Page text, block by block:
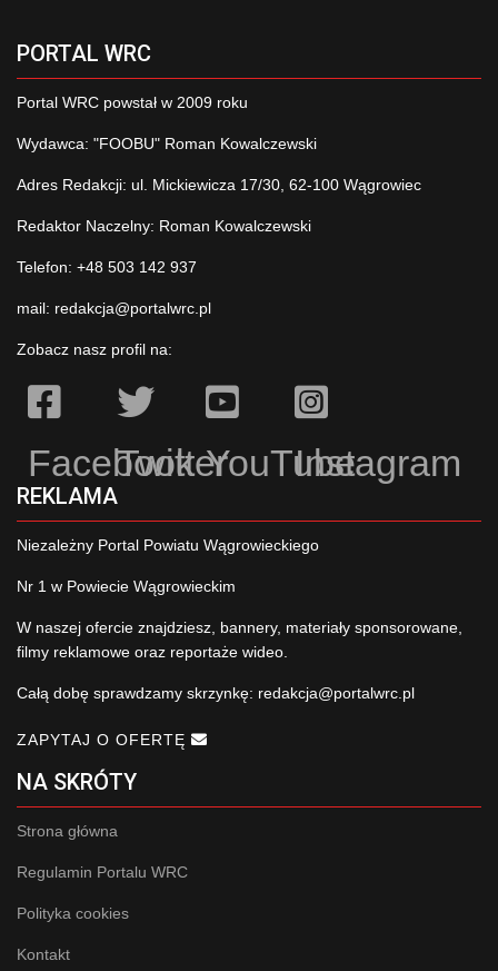
PORTAL WRC
Portal WRC powstał w 2009 roku
Wydawca: "FOOBU" Roman Kowalczewski
Adres Redakcji: ul. Mickiewicza 17/30, 62-100 Wągrowiec
Redaktor Naczelny: Roman Kowalczewski
Telefon: +48 503 142 937
mail: redakcja@portalwrc.pl
Zobacz nasz profil na:
Facebook
TwitterYouTubeInstagram
REKLAMA
Niezależny Portal Powiatu Wągrowieckiego
Nr 1 w Powiecie Wągrowieckim
W naszej ofercie znajdziesz, bannery, materiały sponsorowane,
filmy reklamowe oraz reportaże wideo.
Całą dobę sprawdzamy skrzynkę: redakcja@portalwrc.pl
ZAPYTAJ O OFERTĘ
NA SKRÓTY
Strona główna
Regulamin Portalu WRC
Polityka cookies
Kontakt